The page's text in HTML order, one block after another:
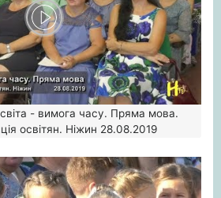
- вимога часу. Пряма мова.
освітян. Ніжин 28.08.2019